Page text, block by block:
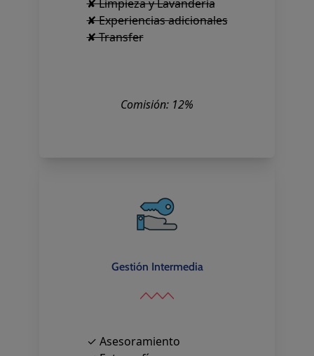
✘ Limpieza y Lavandería
✘ Experiencias adicionales
✘ Transfer
Comisión: 12%
Gestión Intermedia
✓ Asesoramiento